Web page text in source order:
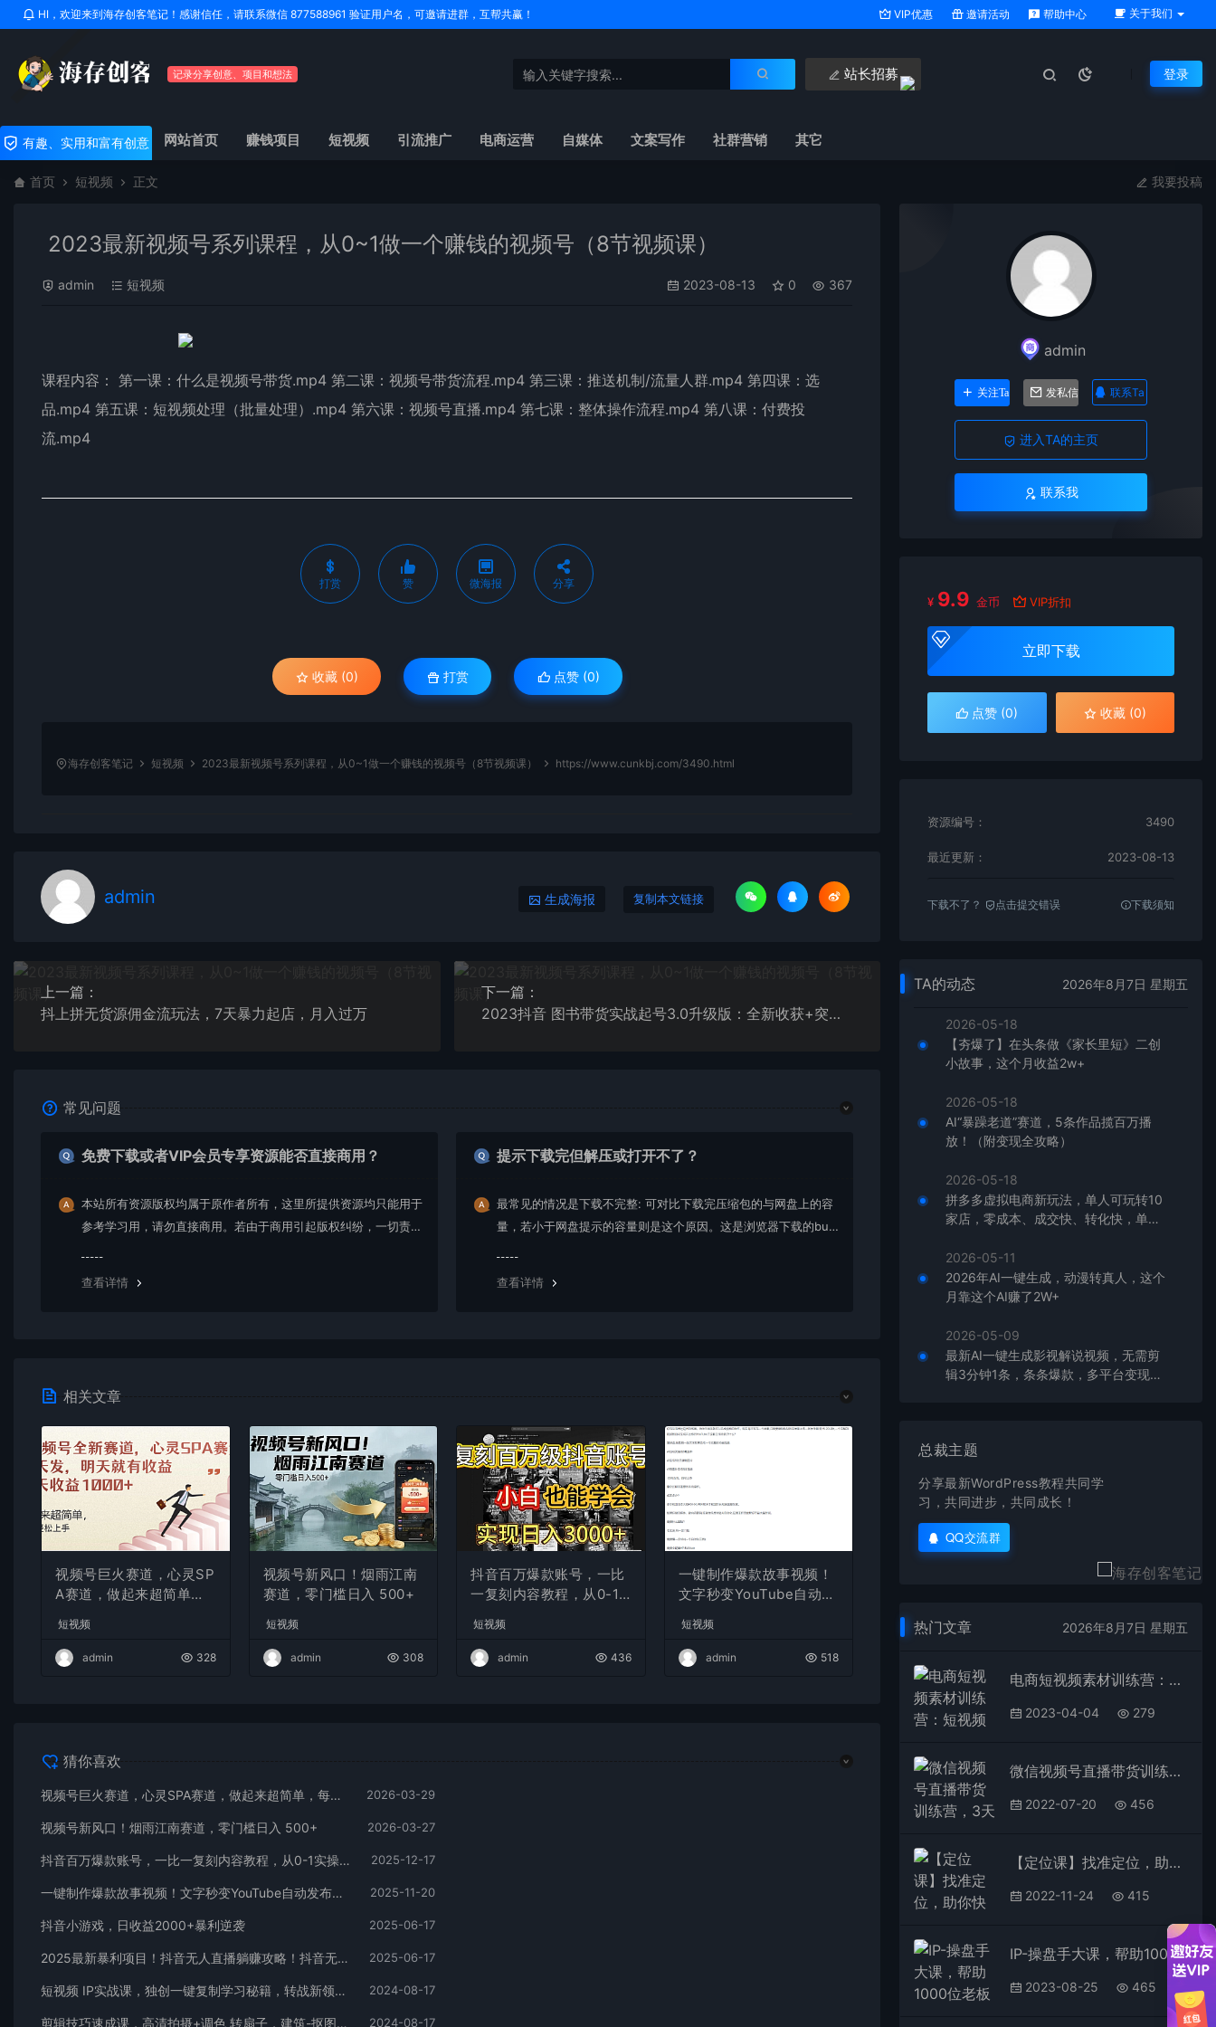
HI，欢迎来到海存创客笔记！感谢信任，请联系微信 877588961 验证用户名，可邀请进群，互帮共赢！ VIP优惠 邀请活动 帮助中心 关于我们
记录分享创意、项目和想法 站长招募 登录
有趣、实用和富有创意 网站首页 赚钱项目 短视频 引流推广 电商运营 自媒体 文案写作 社群营销 其它
首页 短视频 正文 我要投稿
2023最新视频号系列课程，从0~1做一个赚钱的视频号（8节视频课）
admin 短视频 2023-08-13 0 367
课程内容： 第一课：什么是视频号带货.mp4 第二课：视频号带货流程.mp4 第三课：推送机制/流量人群.mp4 第四课：选
品.mp4 第五课：短视频处理（批量处理）.mp4 第六课：视频号直播.mp4 第七课：整体操作流程.mp4 第八课：付费投
流.mp4
打赏 赞 微海报 分享
收藏 (0) 打赏 点赞 (0)
海存创客笔记 短视频 2023最新视频号系列课程，从0~1做一个赚钱的视频号（8节视频课） https://www.cunkbj.com/3490.html
admin 生成海报 复制本文链接
上一篇：
抖上拼无货源佣金流玩法，7天暴力起店，月入过万
下一篇：
2023抖音 图书带货实战起号3.0升级版：全新收获+突破，开启抖音图书带货之旅
常见问题
免费下载或者VIP会员专享资源能否直接商用？
本站所有资源版权均属于原作者所有，这里所提供资源均只能用于
参考学习用，请勿直接商用。若由于商用引起版权纠纷，一切责任
查看详情
提示下载完但解压或打开不了？
最常见的情况是下载不完整: 可对比下载完压缩包的与网盘上的容
量，若小于网盘提示的容量则是这个原因。这是浏览器下载的bu
查看详情
相关文章
视频号巨火赛道，心灵SP
A赛道，做起来超简单，
短视频
admin 328
视频号新风口！烟雨江南
赛道，零门槛日入 500+
短视频
admin 308
抖音百万爆款账号，一比
一复刻内容教程，从0-1
复制爆款，月入10w+
短视频
admin 436
一键制作爆款故事视频！
文字秒变YouTube自动发
短视频
admin 518
猜你喜欢
视频号巨火赛道，心灵SPA赛道，做起来超简单，每天收益800+ 2026-03-29
视频号新风口！烟雨江南赛道，零门槛日入 500+ 2026-03-27
抖音百万爆款账号，一比一复刻内容教程，从0-1实操课，小白也能学会，复制爆款，月入10w+ 2025-12-17
一键制作爆款故事视频！文字秒变YouTube自动发布的傻瓜式教程 2025-11-20
抖音小游戏，日收益2000+暴利逆袭 2025-06-17
2025最新暴利项目！抖音无人直播躺赚攻略！抖音无人直播3.0玩法！0门槛… 2025-06-17
短视频 IP实战课，独创一键复制学习秘籍，转战新领域，月赚五万轻松行 2024-08-17
剪辑技巧速成课，高清拍摄+调色 转扇子，建筑-抠图精通，新手秒变剪辑专家 2024-08-17
admin
关注Ta 发私信 联系Ta
进入TA的主页
联系我
¥ 9.9 金币 VIP折扣
立即下载
点赞 (0) 收藏 (0)
资源编号： 3490
最近更新： 2023-08-13
下载不了？ 点击提交错误 下载须知
TA的动态 2026年8月7日 星期五
2026-05-18
【夯爆了】在头条做《家长里短》二创
小故事，这个月收益2w+
2026-05-18
AI“暴躁老道”赛道，5条作品揽百万播
放！（附变现全攻略）
2026-05-18
拼多多虚拟电商新玩法，单人可玩转10
家店，零成本、成交快、转化快，单店
2026-05-11
2026年AI一键生成，动漫转真人，这个
月靠这个AI赚了2W+
2026-05-09
最新AI一键生成影视解说视频，无需剪
辑3分钟1条，条条爆款，多平台变现日
总裁主题
分享最新WordPress教程共同学
习，共同进步，共同成长！
QQ交流群
热门文章 2026年8月7日 星期五
电商短视频素材训练营：短视频素材底层逻辑 爆款脚本 万能公式 混剪素材等
2023-04-04 279
微信视频号直播带货训练营，3天课程带你玩转视频号：7月新课价值3980
2022-07-20 456
【定位课】找准定位，助你快速创富，从短视频创作到人生财富定位
2022-11-24 415
IP-操盘手大课，帮助1000位老板建立自己的流量团队（13节课）
2023-08-25 465